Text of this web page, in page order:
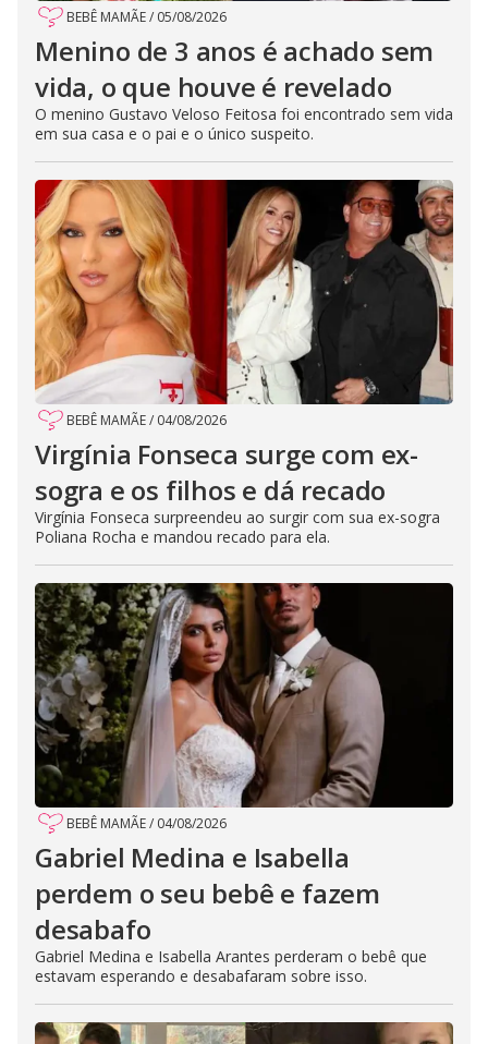
BEBÊ MAMÃE/ 05/08/2026
Menino de 3 anos é achado sem
vida, o que houve é revelado
O menino Gustavo Veloso Feitosa foi encontrado sem vida
em sua casa e o pai e o único suspeito.
BEBÊ MAMÃE/ 04/08/2026
Virgínia Fonseca surge com ex-
sogra e os filhos e dá recado
Virgínia Fonseca surpreendeu ao surgir com sua ex-sogra
Poliana Rocha e mandou recado para ela.
BEBÊ MAMÃE/ 04/08/2026
Gabriel Medina e Isabella
perdem o seu bebê e fazem
desabafo
Gabriel Medina e Isabella Arantes perderam o bebê que
estavam esperando e desabafaram sobre isso.